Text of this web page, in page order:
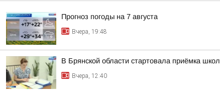
Прогноз погоды на 7 августа
Вчера, 19:48
В Брянской области стартовала приёмка школ
Вчера, 12:40